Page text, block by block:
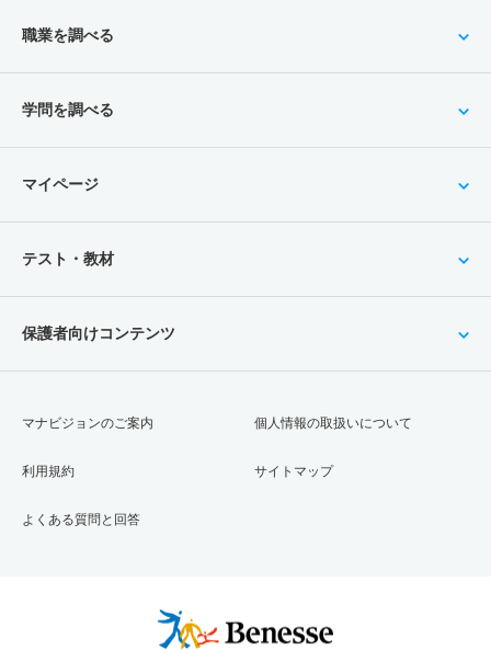
職業を調べる
学問を調べる
マイページ
テスト・教材
保護者向けコンテンツ
マナビジョンのご案内
利用規約
よくある質問と回答
個人情報の取扱いについて
サイトマップ